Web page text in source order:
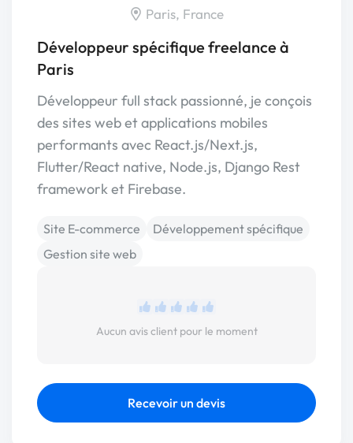
Paris, France
Développeur spécifique freelance à
Paris
Développeur full stack passionné, je conçois
des sites web et applications mobiles
performants avec React.js/Next.js,
Flutter/React native, Node.js, Django Rest
framework et Firebase.
Site E-commerce
Développement spécifique
Gestion site web
Aucun avis client pour le moment
Recevoir un devis